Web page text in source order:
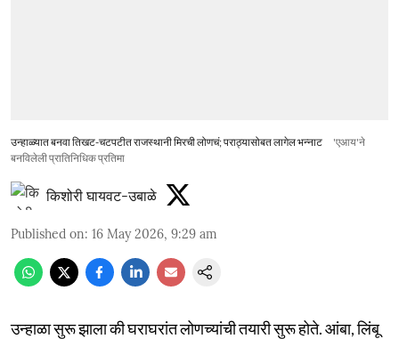
उन्हाळ्यात बनवा तिखट-चटपटीत राजस्थानी मिरची लोणचं; पराठ्यासोबत लागेल भन्नाट
'एआय'ने
बनविलेली प्रातिनिधिक प्रतिमा
किशोरी घायवट-उबाळे
Published on: 16 May 2026, 9:29 am
उन्हाळा सुरू झाला की घराघरांत लोणच्यांची तयारी सुरू होते. आंबा, लिंबू